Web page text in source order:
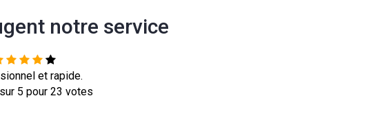
notre service
et rapide.
sur 5 pour 23 votes